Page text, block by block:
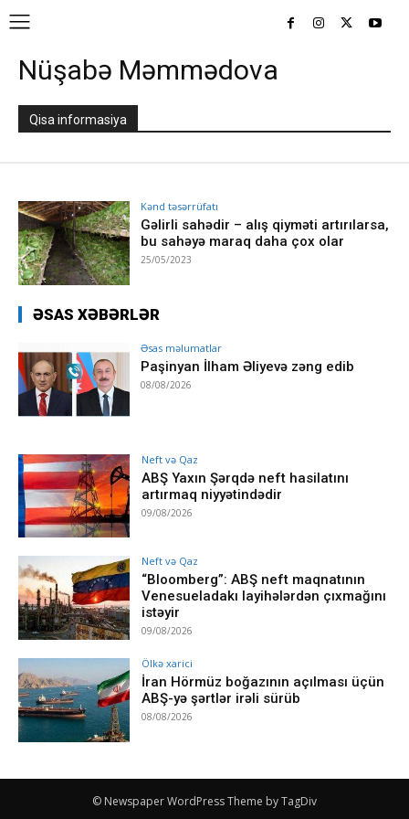
Nüşabə Məmmədova
Qisa informasiya
Kənd təsərrüfatı
Gəlirli sahədir – alış qiyməti artırılarsa,
bu sahəyə maraq daha çox olar
25/05/2023
ƏSAS XƏBƏRLƏR
Əsas məlumatlar
Paşinyan İlham Əliyevə zəng edib
08/08/2026
Neft və Qaz
ABŞ Yaxın Şərqdə neft hasilatını
artırmaq niyyətindədir
09/08/2026
Neft və Qaz
“Bloomberg”: ABŞ neft maqnatının
Venesueladakı layihələrdən çıxmağını
istəyir
09/08/2026
Ölkə xarici
İran Hörmüz boğazının açılması üçün
ABŞ-yə şərtlər irəli sürüb
08/08/2026
© Newspaper WordPress Theme by TagDiv